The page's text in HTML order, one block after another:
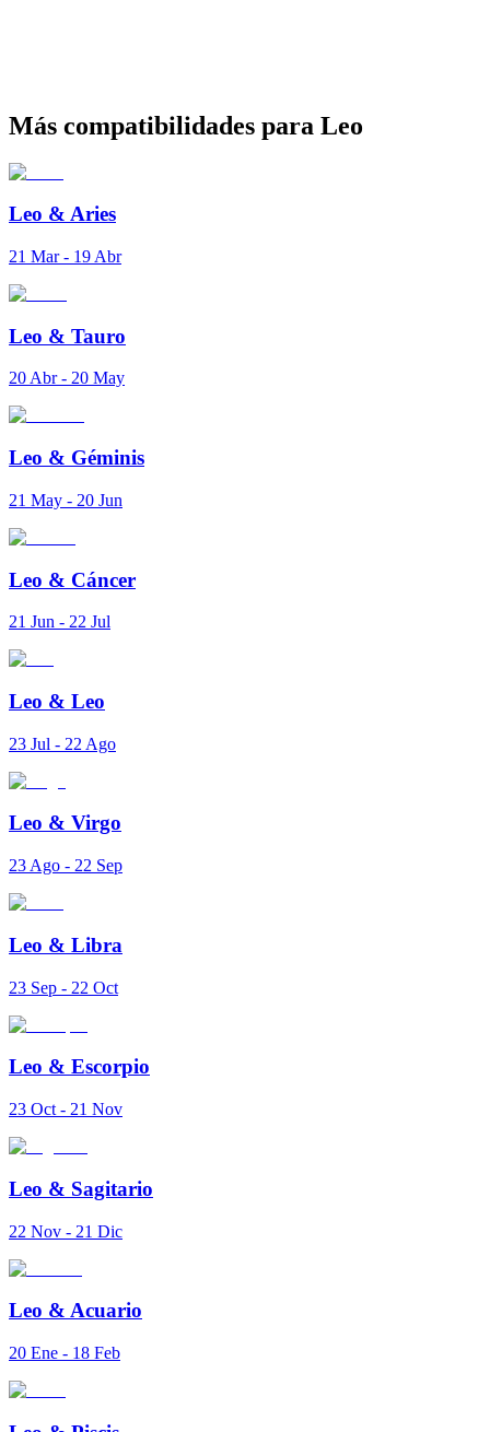
Más compatibilidades para Leo
Leo & Aries
21 Mar - 19 Abr
Leo & Tauro
20 Abr - 20 May
Leo & Géminis
21 May - 20 Jun
Leo & Cáncer
21 Jun - 22 Jul
Leo & Leo
23 Jul - 22 Ago
Leo & Virgo
23 Ago - 22 Sep
Leo & Libra
23 Sep - 22 Oct
Leo & Escorpio
23 Oct - 21 Nov
Leo & Sagitario
22 Nov - 21 Dic
Leo & Acuario
20 Ene - 18 Feb